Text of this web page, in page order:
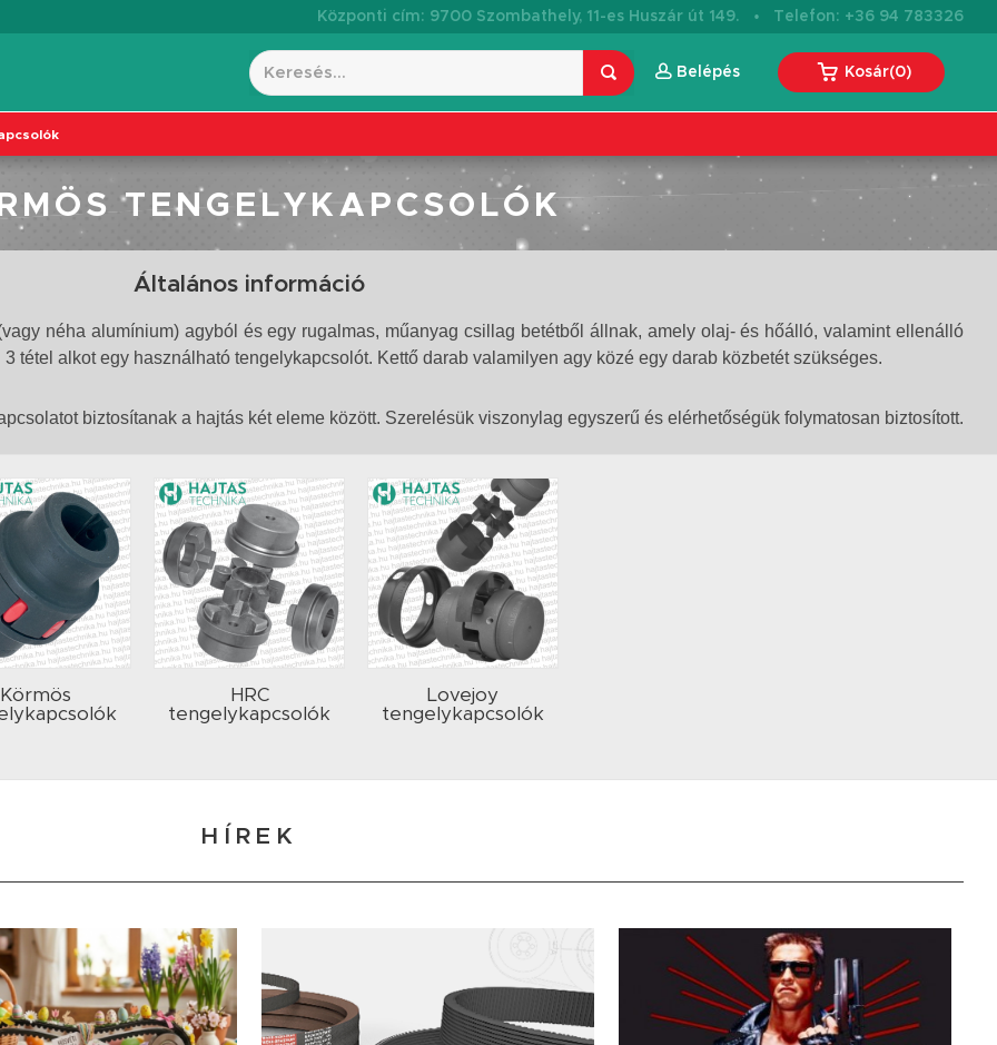
Központi cím: 9700 Szombathely, 11-es Huszár út 149. · Telefon: +36 94 783326
Belépés Kosár(0)
TENGELYKAPCSOLÓK
Általános információ
néha alumínium) agyból és egy rugalmas, műanyag csillag betétből állnak, amely olaj- és hőálló, valamint ellenálló
tétel alkot egy használható tengelykapcsolót. Kettő darab valamilyen agy közé egy darab közbetét szükséges.
biztosítanak a hajtás két eleme között. Szerelésük viszonylag egyszerű és elérhetőségük folymatosan biztosított.
Körmös
HRC
tengelykapcsolók
Lovejoy
tengelykapcsolók
HÍREK